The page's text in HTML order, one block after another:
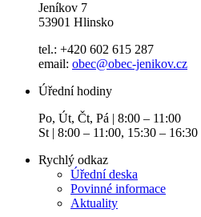
Jeníkov 7
53901 Hlinsko
tel.: +420 602 615 287
email: obec@obec-jenikov.cz
Úřední hodiny
Po, Út, Čt, Pá | 8:00 – 11:00
St | 8:00 – 11:00, 15:30 – 16:30
Rychlý odkaz
Úřední deska
Povinné informace
Aktuality